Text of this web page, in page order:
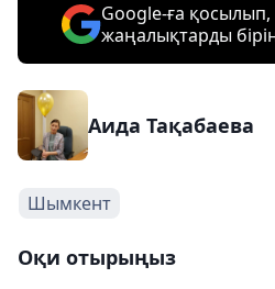
Google-ға қосылып,
жаңалықтарды
Аида Тақабаева
Шымкент
Оқи отырыңыз